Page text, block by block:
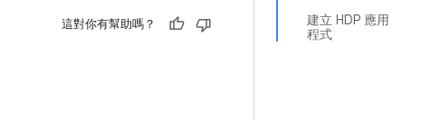
建立 HDP 應用
程式
這對你有幫助嗎？